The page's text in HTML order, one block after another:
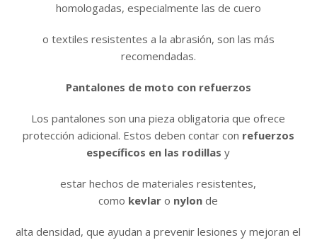
homologadas, especialmente las de cuero
o textiles resistentes a la abrasión, son las más
recomendadas.
Pantalones de moto con refuerzos
Los pantalones son una pieza obligatoria que ofrece
protección adicional. Estos deben contar con refuerzos
específicos en las rodillas y
estar hechos de materiales resistentes,
como kevlar o nylon de
alta densidad, que ayudan a prevenir lesiones y mejoran el